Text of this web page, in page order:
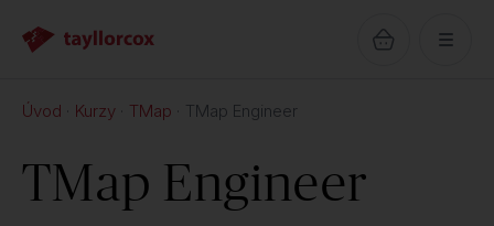
Úvod Kurzy TMap TMap Engineer
TMap Engineer